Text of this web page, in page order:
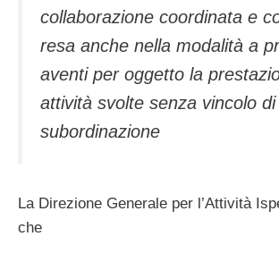
collaborazione coordinata e
resa anche nella modalità a
aventi per oggetto la
attività svolte senza vincolo di
subordinazione
La Direzione Generale per l’Attività
che